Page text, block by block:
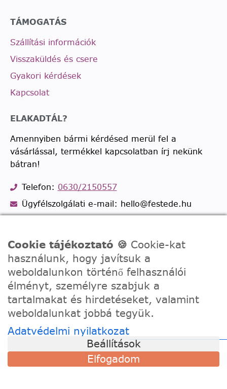
TÁMOGATÁS
Szállítási információk
Visszaküldés és csere
Gyakori kérdések
Kapcsolat
ELAKADTÁL?
Amennyiben bármi kérdésed merül fel a
vásárlással, termékkel kapcsolatban írj nekünk
bátran!
Telefon: 0630/2150557
Ügyfélszolgálati e-mail: hello@festede.hu
Facebook Messenger
Csatlakozz 19.000 fős
Facebook csoportunkhoz!
Cookie tájékoztató 🍪 Cookie-kat
használunk, hogy javítsuk a
weboldalunkon történő felhasználói
élményt, személyre szabjuk a
tartalmakat és hirdetéseket, valamint
weboldalunkat jobbá tegyük.
Adatvédelmi nyilatkozat
Beállítások
Elfogadom